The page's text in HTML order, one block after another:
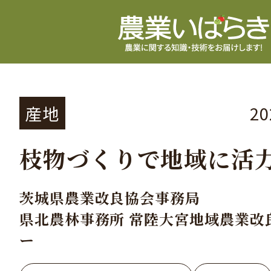
産地
枝物づくりで地域に活
茨城県農業改良協会事務局
県北農林事務所 常陸大宮地域農業改
ー